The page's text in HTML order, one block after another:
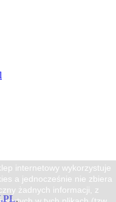
internetowy wykorzystuje
a jednocześnie nie zbiera
żadnych informacji, z
,